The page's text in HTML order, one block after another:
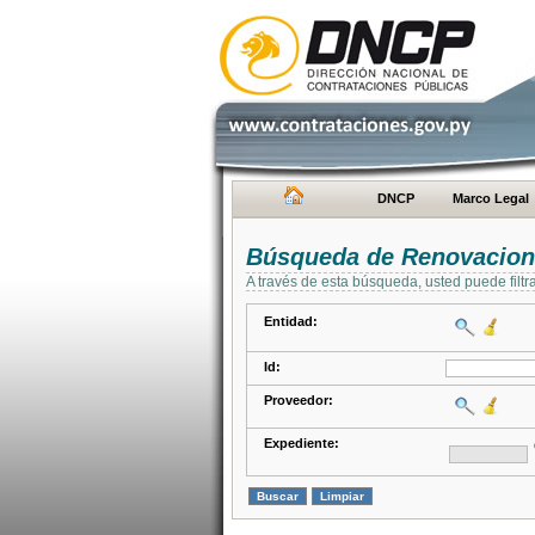
DNCP Marco Legal
Búsqueda de
A través de esta búsqueda, usted puede
Entidad:
Id:
Proveedor:
Expediente: